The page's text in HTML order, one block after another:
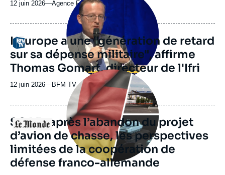
12 juin 2026—Nom
journal,
revue
ou
émission
Agence France Presse
Logo
médiatique
L'Europe a une "génération de retard
sur sa dépense militaire", affirme
Thomas Gomart, directeur de l'Ifri
12 juin 2026—Nom
journal,
ou
émission
BFM TV
Logo
Image
principale
médiatique
SCAF : après l’abandon du projet
d’avion de chasse, les perspectives
limitées de la coopération de
défense franco-allemande